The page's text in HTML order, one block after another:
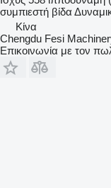
συμπιεστή βίδα
Κίνα
Chengdu Fesi
Επικοινωνία με τον